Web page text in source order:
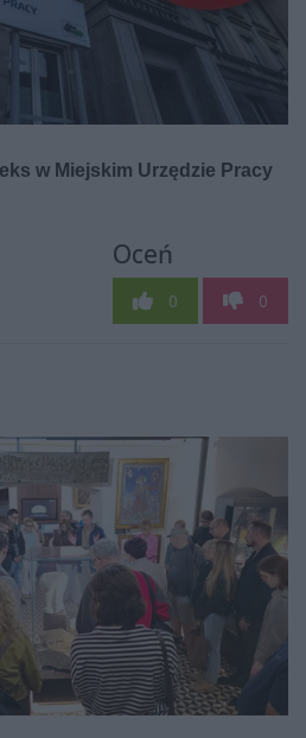
Oceń
0 0